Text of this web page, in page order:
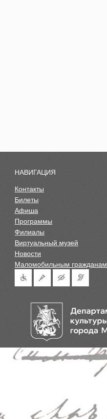
НАВИГАЦИЯ
Контакты
Билеты
Афиша
Программы
Филиалы
Виртуальный музей
Новости
Маломобильным гражданам